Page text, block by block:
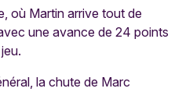
où Martin arrive tout de
une avance de 24 points
la chute de Marc